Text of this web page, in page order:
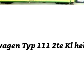
Typ 111 2te Kl